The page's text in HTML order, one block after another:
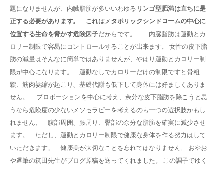
題になりませんが、内臓脂肪が多いいわゆる リンゴ型肥満は直ちに是
正する必要があります。 これはメタボリックシンドロームの中心に
位置する生命を脅かす危険因子だからです。 内臓脂肪は運動とカ
ロリー制限で容易にコントロールすることが出来ます。 女性の皮下脂
肪の減量はそんなに簡単ではありませんが、やはり運動とカロリー制
限が中心になります。 運動なしでカロリーだけの制限ですと骨粗
鬆、筋肉萎縮が起こり、基礎代謝も低下して身体には好ましくありま
せん。 プロポーションを中心に考え、余分な皮下脂肪を除こうと思
うなら危険度の少ないメソセラピーを考えるのも一つの選択肢かもし
れません。 腹部周囲、腰周り、臀部の余分な脂肪を確実に減少させ
ます。 ただし、運動とカロリー制限で健康な身体を作る努力はして
いただきます。 健康美が大切なことを忘れてはなりません。 おやお
や遅筆の筑田先生がブログ原稿を送ってくれました。 この調子でゆく